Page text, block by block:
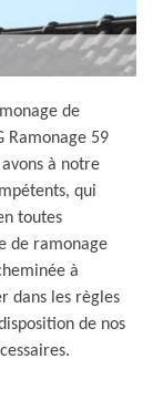
de
Ramonage 59
à notre
qui
toutes
de ramonage
à
dans les règles
de nos